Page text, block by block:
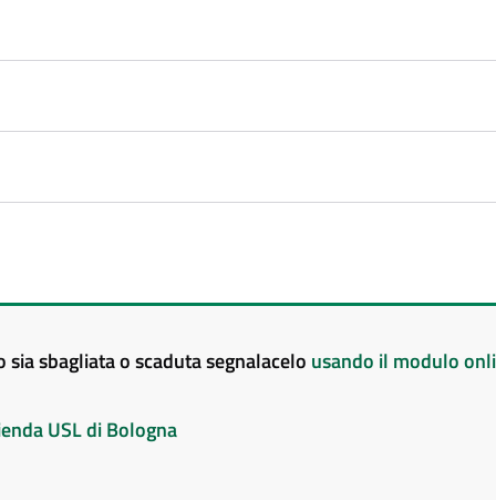
sbagliata o scaduta segnalacelo usando il modulo
USL di Bologna